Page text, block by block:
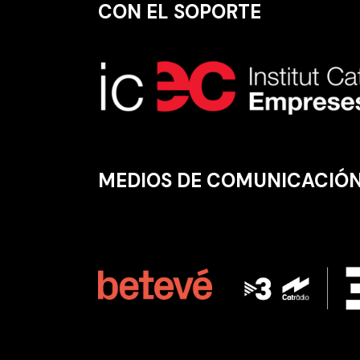
CON EL SOPORTE
MEDIOS DE